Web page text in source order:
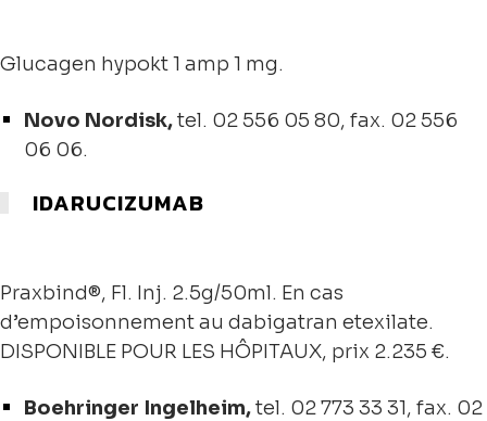
Glucagen hypokt 1 amp 1 mg.
Novo Nordisk,tel. 02 556 05 80, fax. 02 556
06 06.
IDARUCIZUMAB
Praxbind®, Fl. Inj. 2.5g/50ml. En cas
d’empoisonnement au dabigatran etexilate.
DISPONIBLE POUR LES HÔPITAUX, prix 2.235 €.
Boehringer Ingelheim,tel. 02 773 33 31, fax. 02